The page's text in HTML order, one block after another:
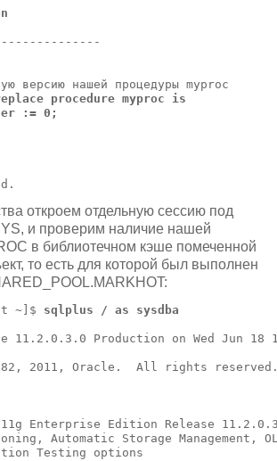
версию нашей процедуры myproc
procedure myproc is
:= 0;
откроем отдельную сессию под
и проверим наличие нашей
в библиотечном кэше помеченной
то есть для которой был выполнен
~]$ sqlplus / as sysdba
11.2.0.3.0 Production on Wed Jun 18
2011, Oracle.  All rights
11g Enterprise Edition Release
Automatic Storage Management,
Testing options